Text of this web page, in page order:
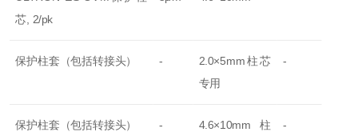
芯, 2/pk
保护柱套（包括转接头） - 2.0×5mm柱芯
专用
-
保护柱套（包括转接头） -
4.6×10mm柱
-